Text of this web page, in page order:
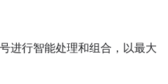
进行智能处理和组合，以最大